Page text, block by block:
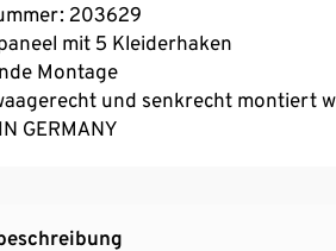
203629
mit 5 Kleiderhaken
Montage
und senkrecht montiert
GERMANY